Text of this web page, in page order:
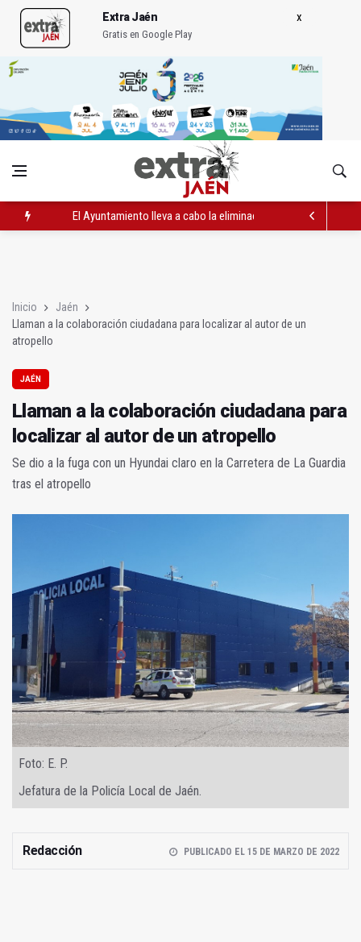
Extra Jaén
Gratis en Google Play
El Ayuntamiento lleva a cabo la eliminación de grafitis en el
Inicio
Jaén
Llaman a la colaboración ciudadana para localizar al autor de un
atropello
JAÉN
Llaman a la colaboración ciudadana para
localizar al autor de un atropello
Se dio a la fuga con un Hyundai claro en la Carretera de La Guardia
tras el atropello
Foto: E. P.
Jefatura de la Policía Local de Jaén.
Redacción PUBLICADO EL 15 DE MARZO DE 2022